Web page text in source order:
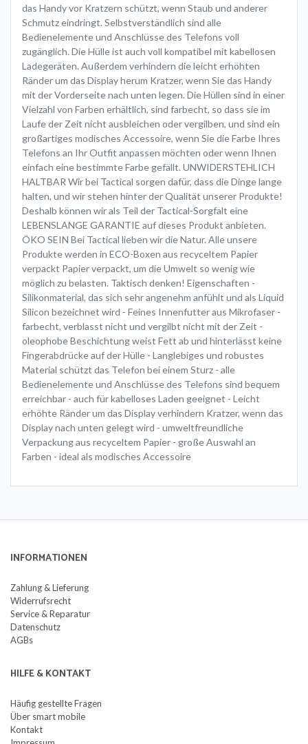
das Handy vor Kratzern schützt, wenn Staub und anderer
Schmutz eindringt. Selbstverständlich sind alle
Bedienelemente und Anschlüsse des Telefons voll
zugänglich. Die Hülle ist auch voll kompatibel mit kabellosen
Ladegeräten. Außerdem verhindern die leicht erhöhten
Ränder um das Display herum Kratzer, wenn Sie das Handy
mit der Vorderseite nach unten legen. Die Hüllen sind in einer
Vielzahl von Farben erhältlich, sind farbecht, so dass sie im
Laufe der Zeit nicht ausbleichen oder vergilben, und sind ein
großartiges modisches Accessoire, wenn Sie die Farbe Ihres
Telefons an Ihr Outfit anpassen möchten oder wenn Ihnen
einfach eine bestimmte Farbe gefällt. UNWIDERSTEHLICH
HALTBAR Wir bei Tactical sorgen dafür, dass die Dinge lange
halten, und wir stehen hinter der Qualität unserer Produkte!
Deshalb können wir als Teil der Tactical-Sorgfalt eine
LEBENSLANGE GARANTIE auf dieses Produkt anbieten.
ÖKO SEIN Bei Tactical lieben wir die Natur. Alle unsere
Produkte werden in ECO-Boxen aus recyceltem Papier
verpackt Papier verpackt, um die Umwelt so wenig wie
möglich zu belasten. Taktisch denken! Eigenschaften -
Silikonmaterial, das sich sehr angenehm anfühlt und als Liquid
Silicon bezeichnet wird - Feines Innenfutter aus Mikrofaser -
farbecht, verblasst nicht und vergilbt nicht mit der Zeit -
oleophobe Beschichtung weist Fett ab und hinterlässt keine
Fingerabdrücke auf der Hülle - Langlebiges und robustes
Material schützt das Telefon bei einem Sturz - alle
Bedienelemente und Anschlüsse des Telefons sind bequem
erreichbar - auch für kabelloses Laden geeignet - Leicht
erhöhte Ränder um das Display verhindern Kratzer, wenn das
Display nach unten gelegt wird - umweltfreundliche
Verpackung aus recyceltem Papier - große Auswahl an
Farben - ideal als modisches Accessoire
INFORMATIONEN
Zahlung & Lieferung
Widerrufsrecht
Service & Reparatur
Datenschutz
AGBs
HILFE & KONTAKT
Häufig gestellte Fragen
Über smart mobile
Kontakt